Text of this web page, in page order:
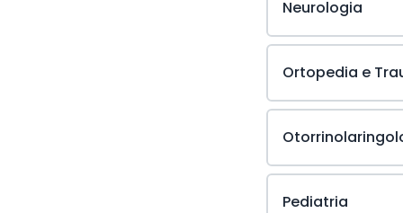
Neurologia
Ortopedia e
Pediatria